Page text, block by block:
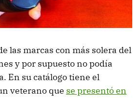
las marcas con más solera del
y por supuesto no podía
En su catálogo tiene el
veterano que se presentó en